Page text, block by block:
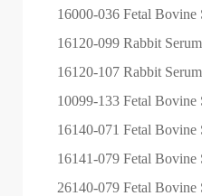
16000-036 Fetal Bovine
16120-099 Rabbit Serum
16120-107 Rabbit Serum
10099-133 Fetal Bovine
16140-071 Fetal Bovine
16141-079 Fetal Bovine
26140-079 Fetal Bovine